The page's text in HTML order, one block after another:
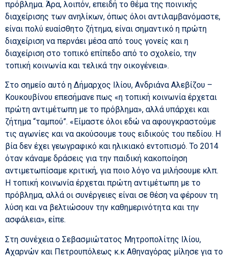
πρόβλημα. Άρα, λοιπόν, επειδή το θέμα της ποινικής
διαχείρισης των ανηλίκων, όπως όλοι αντιλαμβανόμαστε,
είναι πολύ ευαίσθητο ζήτημα, είναι σημαντικό η πρώτη
διαχείριση να περνάει μέσα από τους γονείς και η
διαχείριση στο τοπικό επίπεδο από το σχολείο, την
τοπική κοινωνία και τελικά την οικογένεια».
Στο σημείο αυτό η Δήμαρχος Ιλίου, Ανδριάνα Αλεβίζου –
Κουκουβίνου επεσήμανε πως «η τοπική κοινωνία έρχεται
πρώτη αντιμέτωπη με το πρόβλημα», αλλά υπάρχει και
ζήτημα “ταμπού”. «Είμαστε όλοι εδώ να αφουγκραστούμε
τις αγωνίες και να ακούσουμε τους ειδικούς του πεδίου. Η
βία δεν έχει γεωγραφικό και ηλικιακό εντοπισμό. Το 2014
όταν κάναμε δράσεις για την παιδική κακοποίηση
αντιμετωπίσαμε κριτική, για ποιο λόγο να μιλήσουμε κλπ.
Η τοπική κοινωνία έρχεται πρώτη αντιμέτωπη με το
πρόβλημα, αλλά οι συνέργειες είναι σε θέση να φέρουν τη
λύση και να βελτιώσουν την καθημερινότητα και την
ασφάλεια», είπε.
Στη συνέχεια ο Σεβασμιώτατος Μητροπολίτης Ιλίου,
Αχαρνών και Πετρουπόλεως κ.κ Αθηναγόρας μίλησε για το